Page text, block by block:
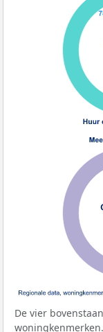
De vier